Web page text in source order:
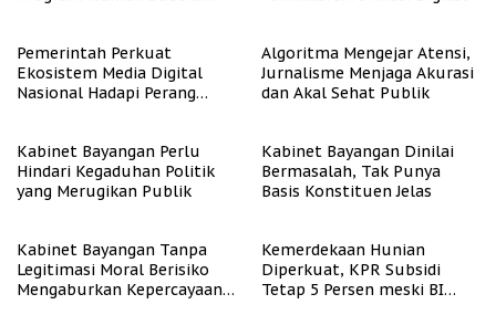
Pemerintah Perkuat
Ekosistem Media Digital
Nasional Hadapi Perang
Algoritma Mengejar Atensi,
Jurnalisme Menjaga Akurasi
dan Akal Sehat Publik
Kabinet Bayangan Perlu
Hindari Kegaduhan Politik
yang Merugikan Publik
Kabinet Bayangan Dinilai
Bermasalah, Tak Punya
Basis Konstituen Jelas
Kabinet Bayangan Tanpa
Legitimasi Moral Berisiko
Mengaburkan Kepercayaan
Kemerdekaan Hunian
Diperkuat, KPR Subsidi
Tetap 5 Persen meski BI